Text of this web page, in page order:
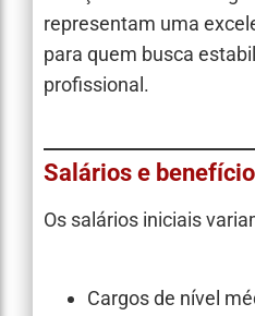
representam uma
para quem busca
profissional.
Salários e
Os salários iniciais
Cargos de nível